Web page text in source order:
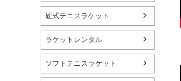
硬式テニスラケット
ラケットレンタル
ソフトテニスラケット